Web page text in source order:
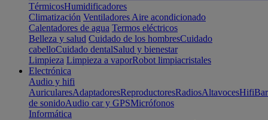
TérmicosHumidificadores
Climatización Ventiladores Aire acondicionado
Calentadores de agua Termos eléctricos
Belleza y salud Cuidado de los hombresCuidado
cabelloCuidado dentalSalud y bienestar
Limpieza Limpieza a vaporRobot limpiacristales
Electrónica
Audio y hifi
AuricularesAdaptadoresReproductoresRadiosAltavocesHifi
de sonidoAudio car y GPSMicrófonos
Informática